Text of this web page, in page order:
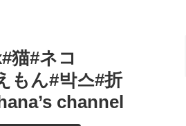
猫#ネコ
もん#박스#折
channel